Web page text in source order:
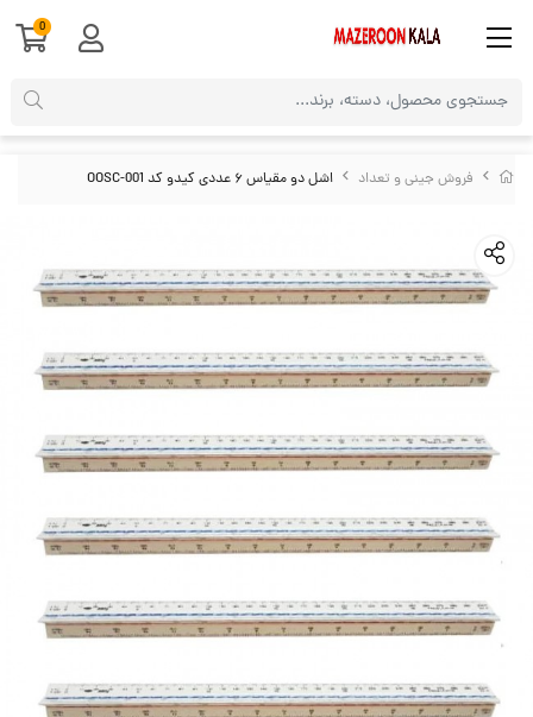
فروش جینی و تعداد اشل دو مقیاس ۶ عددی کیدو کد OOSC-001
0